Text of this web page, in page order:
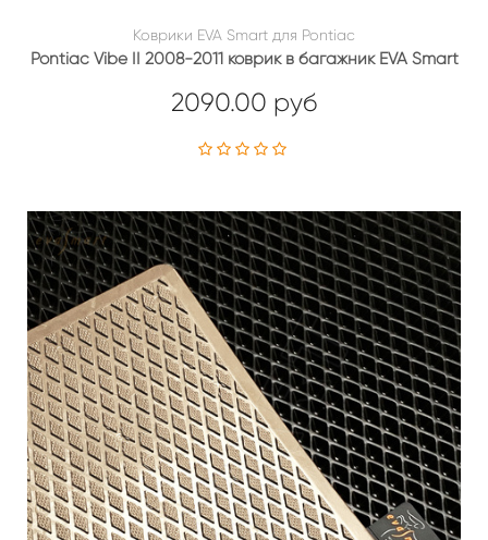
Коврики EVA Smart для Pontiac
Pontiac Vibe II 2008-2011 коврик в багажник EVA Smart
2090.00 руб